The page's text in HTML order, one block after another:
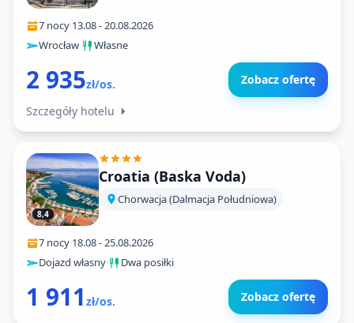
7 nocy·13.08-20.08.2026
Wrocław· Własne
2 935zł/os. Zobacz ofertę
Szczegóły hotelu
8,4
Croatia (Baska Voda)
Chorwacja (Dalmacja Południowa)
7 nocy·18.08-25.08.2026
Dojazd własny· Dwa posiłki
1 911 zł/os. Zobacz ofertę